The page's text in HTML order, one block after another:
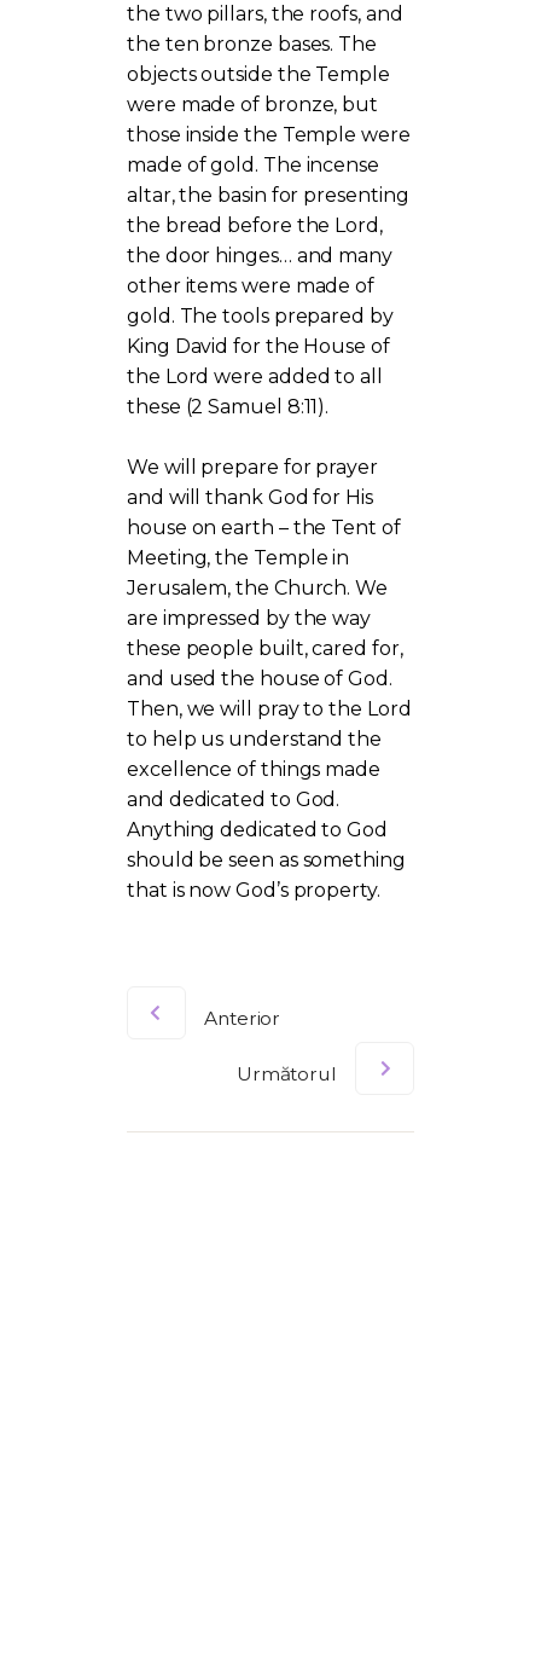
the two pillars, the roofs, and
the ten bronze bases. The
objects outside the Temple
were made of bronze, but
those inside the Temple were
made of gold. The incense
altar, the basin for presenting
the bread before the Lord,
the door hinges… and many
other items were made of
gold. The tools prepared by
King David for the House of
the Lord were added to all
these (2 Samuel 8:11).
We will prepare for prayer
and will thank God for His
house on earth – the Tent of
Meeting, the Temple in
Jerusalem, the Church. We
are impressed by the way
these people built, cared for,
and used the house of God.
Then, we will pray to the Lord
to help us understand the
excellence of things made
and dedicated to God.
Anything dedicated to God
should be seen as something
that is now God’s property.
Anterior
Următorul